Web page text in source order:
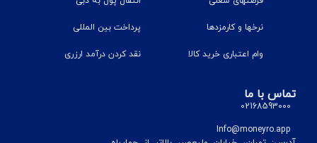
نرخ‎ها و کارمزدها
وام اعتباری خرید کالا
پرداخت بین المللی
نقد کردن درآمد ارزری
تماس با ما
02168593000
Info@moneyro.app